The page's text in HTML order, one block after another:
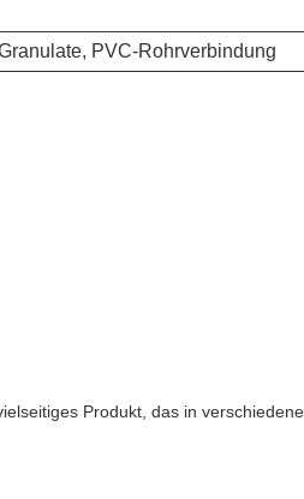
PVC-Rohrverbindung
Produkt, das in